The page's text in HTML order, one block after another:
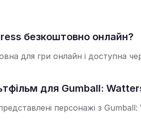
безкоштовно онлайн?
для гри онлайн і доступна
для Gumball:
персонажі з